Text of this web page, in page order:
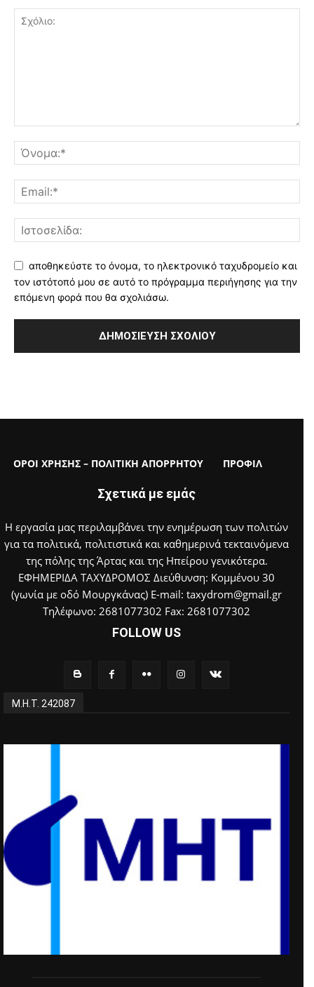
αποθηκεύστε το όνομα, το ηλεκτρονικό ταχυδρομείο και
τον ιστότοπό μου σε αυτό το πρόγραμμα περιήγησης για την
επόμενη φορά που θα σχολιάσω.
ΟΡΟΙ ΧΡΗΣΗΣ – ΠΟΛΙΤΙΚΗ ΑΠΟΡΡΗΤΟΥ ΠΡΟΦΙΛ
Σχετικά με εμάς
Η εργασία μας περιλαμβάνει την ενημέρωση των πολιτών
για τα πολιτικά, πολιτιστικά και καθημερινά τεκταινόμενα
της πόλης της Άρτας και της Ηπείρου γενικότερα.
ΕΦΗΜΕΡΙΔΑ ΤΑΧΥΔΡΟΜΟΣ Διεύθυνση: Κομμένου 30
(γωνία με οδό Μουργκάνας) E-mail: taxydrom@gmail.gr
Τηλέφωνο: 2681077302 Fax: 2681077302
FOLLOW US
Μ.Η.Τ. 242087